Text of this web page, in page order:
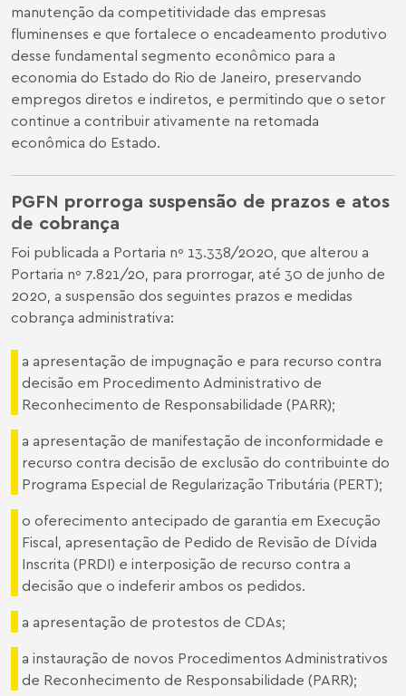
manutenção da competitividade das empresas
fluminenses e que fortalece o encadeamento produtivo
desse fundamental segmento econômico para a
economia do Estado do Rio de Janeiro, preservando
empregos diretos e indiretos, e permitindo que o setor
continue a contribuir ativamente na retomada
econômica do Estado.
PGFN prorroga suspensão de prazos e atos
de cobrança
Foi publicada a Portaria nº 13.338/2020, que alterou a
Portaria nº 7.821/20, para prorrogar, até 30 de junho de
2020, a suspensão dos seguintes prazos e medidas
cobrança administrativa:
a apresentação de impugnação e para recurso contra
decisão em Procedimento Administrativo de
Reconhecimento de Responsabilidade (PARR);
a apresentação de manifestação de inconformidade e
recurso contra decisão de exclusão do contribuinte do
Programa Especial de Regularização Tributária (PERT);
o oferecimento antecipado de garantia em Execução
Fiscal, apresentação de Pedido de Revisão de Dívida
Inscrita (PRDI) e interposição de recurso contra a
decisão que o indeferir ambos os pedidos.
a apresentação de protestos de CDAs;
a instauração de novos Procedimentos Administrativos
de Reconhecimento de Responsabilidade (PARR);